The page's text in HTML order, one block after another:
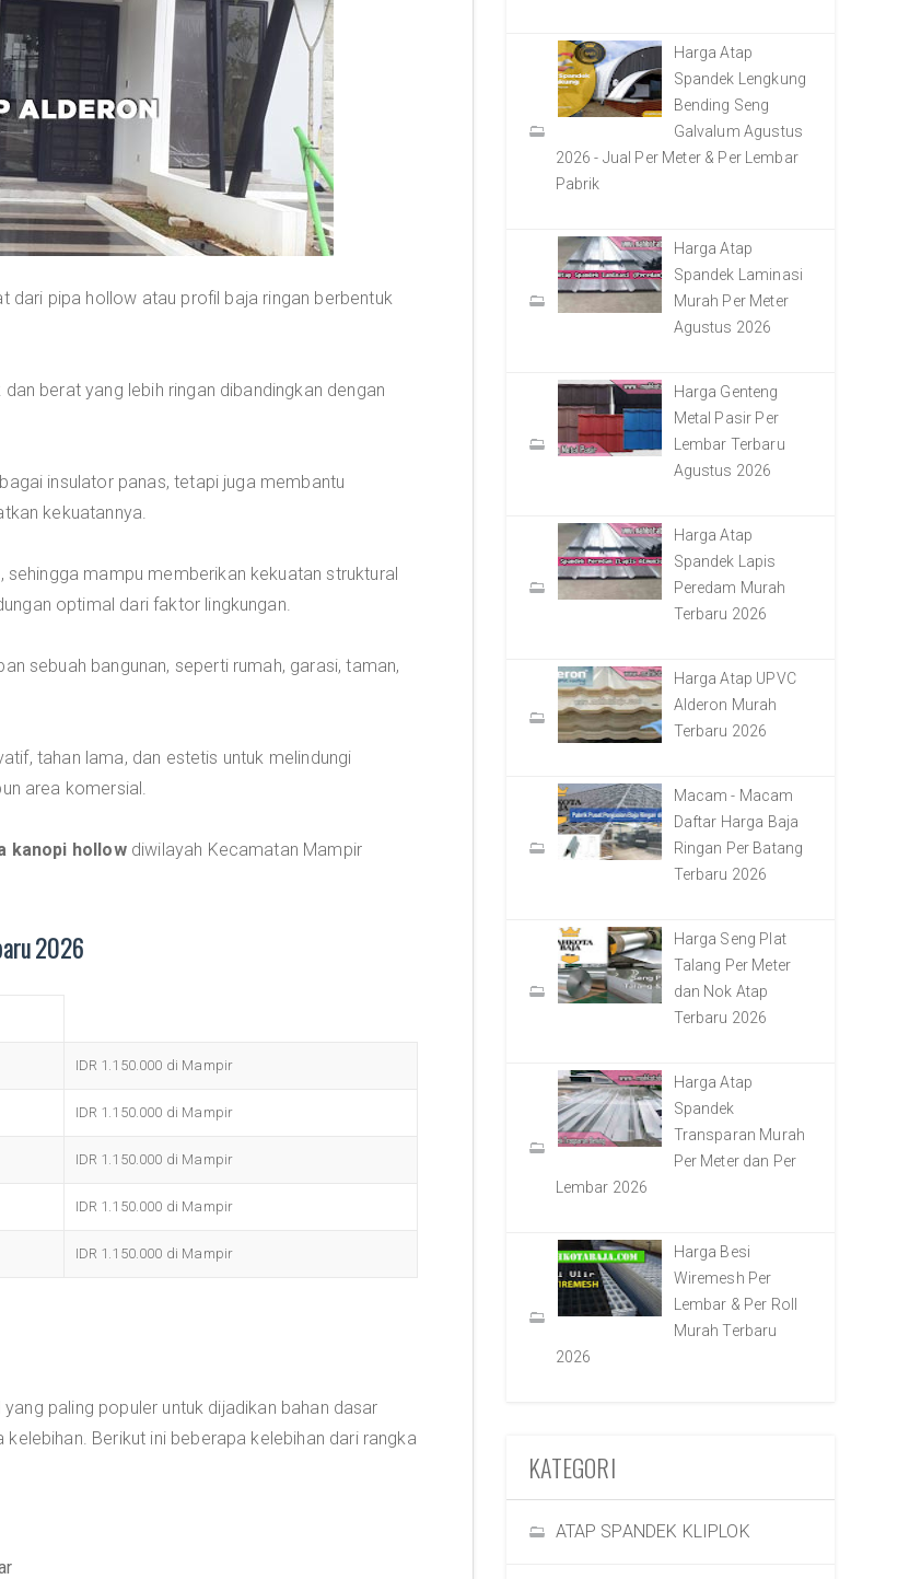
dari pipa hollow atau profil baja ringan berbentuk
berat yang lebih ringan dibandingkan dengan
insulator panas, tetapi juga membantu
kekuatannya.
mampu memberikan kekuatan struktural
optimal dari faktor lingkungan.
sebuah bangunan, seperti rumah, garasi, taman,
tahan lama, dan estetis untuk melindungi
area komersial.
kanopi hollowdiwilayah Kecamatan Mampir
2026
IDR 1.150.000 di Mampir
IDR 1.150.000 di Mampir
IDR 1.150.000 di Mampir
IDR 1.150.000 di Mampir
IDR 1.150.000 di Mampir
paling populer untuk dijadikan bahan dasar
Berikut ini beberapa kelebihan dari rangka
Harga Atap
Spandek Lengkung
Bending Seng
Galvalum Agustus
2026 - Jual Per Meter & Per Lembar
Pabrik
Harga Atap
Spandek Laminasi
Murah Per Meter
Agustus 2026
Harga Genteng
Metal Pasir Per
Lembar Terbaru
Agustus 2026
Harga Atap
Spandek Lapis
Peredam Murah
Terbaru 2026
Harga Atap UPVC
Alderon Murah
Terbaru 2026
Macam - Macam
Daftar Harga Baja
Ringan Per Batang
Terbaru 2026
Harga Seng Plat
Talang Per Meter
dan Nok Atap
Terbaru 2026
Harga Atap
Spandek
Transparan Murah
Per Meter dan Per
Lembar 2026
Harga Besi
Wiremesh Per
Lembar & Per Roll
Murah Terbaru
2026
KATEGORI
ATAP SPANDEK KLIPLOK